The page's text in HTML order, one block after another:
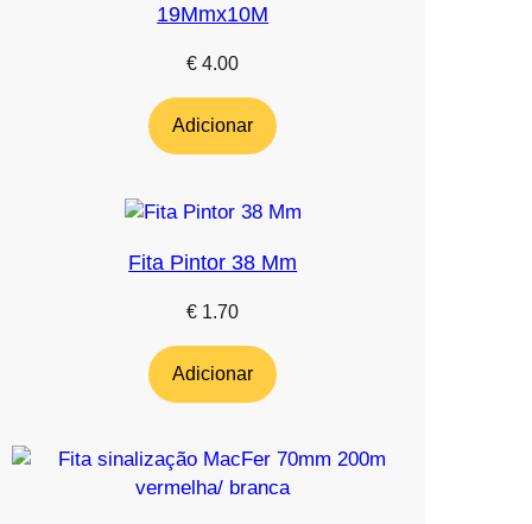
19Mmx10M
€ 4.00
Adicionar
Fita Pintor 38 Mm
€ 1.70
Adicionar